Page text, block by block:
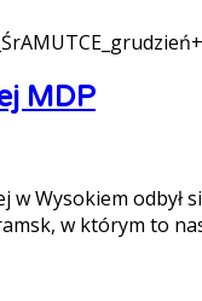
MDP
Wysokiem odbył
w którym to